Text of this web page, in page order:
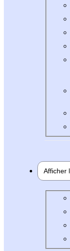
Afficher